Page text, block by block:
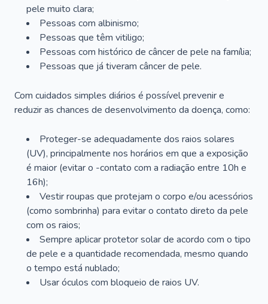
pele muito clara;
Pessoas com albinismo;
Pessoas que têm vitiligo;
Pessoas com histórico de câncer de pele na família;
Pessoas que já tiveram câncer de pele.
Com cuidados simples diários é possível prevenir e
reduzir as chances de desenvolvimento da doença, como:
Proteger-se adequadamente dos raios solares
(UV), principalmente nos horários em que a exposição
é maior (evitar o -contato com a radiação entre 10h e
16h);
Vestir roupas que protejam o corpo e/ou acessórios
(como sombrinha) para evitar o contato direto da pele
com os raios;
Sempre aplicar protetor solar de acordo com o tipo
de pele e a quantidade recomendada, mesmo quando
o tempo está nublado;
Usar óculos com bloqueio de raios UV.